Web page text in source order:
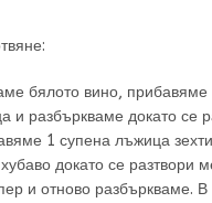
бялото вино, прибавяме
и разбъркваме докато се
1 супена лъжица
докато се разтвори
и отново разбъркваме.